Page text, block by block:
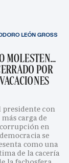
MOLESTEN…
POR
VACACIONES
presidente con
más carga de
corrupción en
democracia se
como una
de la cacería
LEÓN GROSS